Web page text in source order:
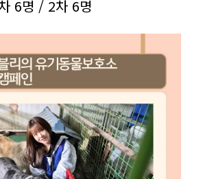
6명 / 2차 6명